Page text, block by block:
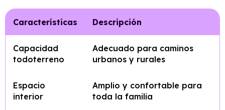
Características Descripción
Capacidad
todoterreno
Adecuado para caminos
urbanos y rurales
Espacio
interior
Amplio y confortable para
toda la familia